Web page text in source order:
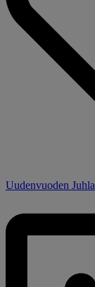
Uudenvuoden Juhla